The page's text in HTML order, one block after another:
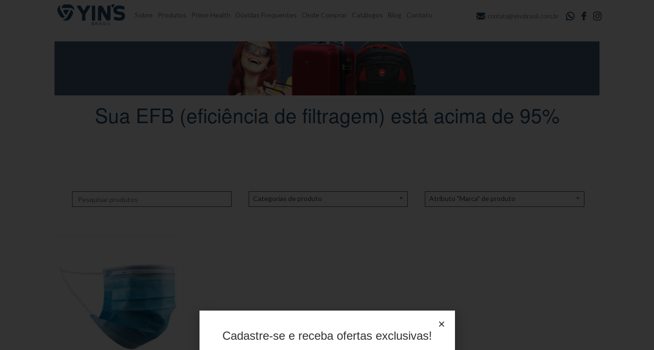
Pular para o conteúdo Sobre Produtos Prime Health Dúvidas Frequentes Onde Comprar Catálogos Blog Contato contato@yinsbrasil.com.br
Sua EFB (eficiência de filtragem) está acima de 95%
Categorias de produto Atributo "Marca" de produto
Cadastre-se e receba ofertas exclusivas!